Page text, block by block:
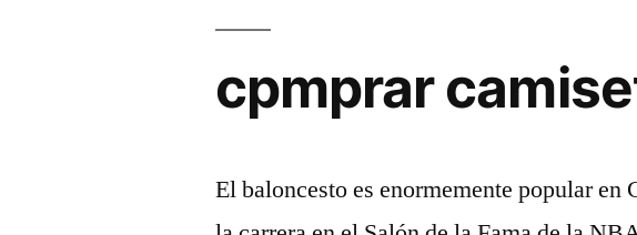
cpmprar
El baloncesto es enormemente popular en